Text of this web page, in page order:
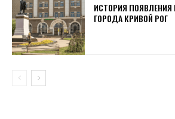
ИСТОРИЯ
ГОРОДА КРИВОЙ РОГ